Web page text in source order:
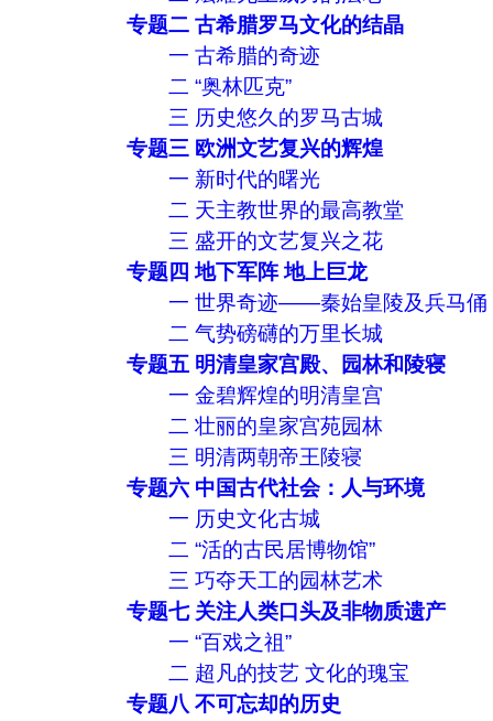
专题二 古希腊罗马文化的结晶
一 古希腊的奇迹
二 “奥林匹克”
三 历史悠久的罗马古城
专题三 欧洲文艺复兴的辉煌
一 新时代的曙光
二 天主教世界的最高教堂
三 盛开的文艺复兴之花
专题四 地下军阵 地上巨龙
一 世界奇迹——秦始皇陵及兵马俑
二 气势磅礴的万里长城
专题五 明清皇家宫殿、园林和陵寝
一 金碧辉煌的明清皇宫
二 壮丽的皇家宫苑园林
三 明清两朝帝王陵寝
专题六 中国古代社会：人与环境
一 历史文化古城
二 “活的古民居博物馆”
三 巧夺天工的园林艺术
专题七 关注人类口头及非物质遗产
一 “百戏之祖”
二 超凡的技艺 文化的瑰宝
专题八 不可忘却的历史